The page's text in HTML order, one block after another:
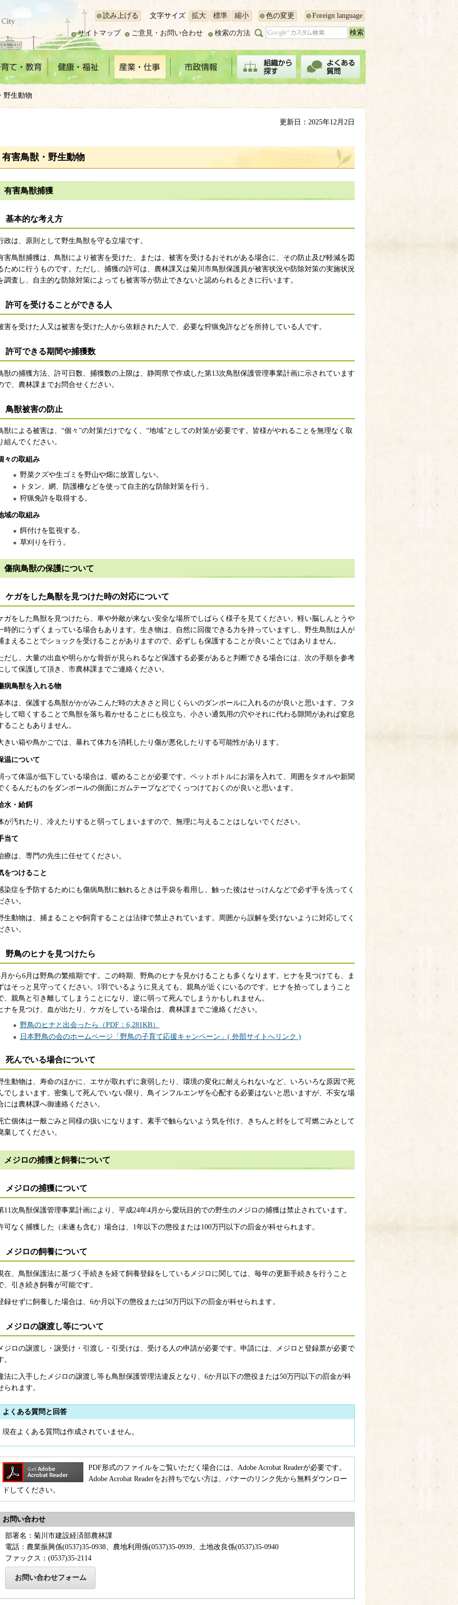
読み上げる 文字サイズ 拡大 標準 縮小 色の変更 Foreign language
サイトマップ ご意見・お問い合わせ 検索の方法
野生動物
更新日：2025年12月2日
有害鳥獣・野生動物
有害鳥獣捕獲
基本的な考え方
政は、原則として野生鳥獣を守る立場です。
害鳥獣捕獲は、鳥獣により被害を受けた、または、被害を受けるおそれがある場合に、その防止及び軽減を図
ために行うものです。ただし、捕獲の許可は、農林課又は菊川市鳥獣保護員が被害状況や防除対策の実施状況
調査し、自主的な防除対策によっても被害等が防止できないと認められるときに行います。
許可を受けることができる人
害を受けた人又は被害を受けた人から依頼された人で、必要な狩猟免許などを所持している人です。
許可できる期間や捕獲数
獣の捕獲方法、許可日数、捕獲数の上限は、静岡県で作成した第13次鳥獣保護管理事業計画に示されています
で、農林課までお問合せください。
鳥獣被害の防止
獣による被害は、“個々”の対策だけでなく、“地域”としての対策が必要です。皆様がやれることを無理なく取
組んでください。
々の取組み
野菜クズや生ゴミを野山や畑に放置しない。
トタン、網、防護柵などを使って自主的な防除対策を行う。
狩猟免許を取得する。
域の取組み
餌付けを監視する。
草刈りを行う。
傷病鳥獣の保護について
ケガをした鳥獣を見つけた時の対応について
ガをした鳥獣を見つけたら、車や外敵が来ない安全な場所でしばらく様子を見てください。軽い脳しんとうや
時的にうずくまっている場合もあります。生き物は、自然に回復できる力を持っていますし、野生鳥獣は人が
まえることでショックを受けることがありますので、必ずしも保護することが良いことではありません。
だし、大量の出血や明らかな骨折が見られるなど保護する必要があると判断できる場合には、次の手順を参考
して保護して頂き、市農林課までご連絡ください。
病鳥獣を入れる物
本は、保護する鳥獣がかがみこんだ時の大きさと同じくらいのダンボールに入れるのが良いと思います。フタ
して暗くすることで鳥獣を落ち着かせることにも役立ち、小さい通気用の穴やそれに代わる隙間があれば窒息
ることもありません。
きい箱や鳥かごでは、暴れて体力を消耗したり傷が悪化したりする可能性があります。
温について
って体温が低下している場合は、暖めることが必要です。ペットボトルにお湯を入れて、周囲をタオルや新聞
くるんだものをダンボールの側面にガムテープなどでくっつけておくのが良いと思います。
水・給餌
が汚れたり、冷えたりすると弱ってしまいますので、無理に与えることはしないでください。
当て
療は、専門の先生に任せてください。
をつけること
染症を予防するためにも傷病鳥獣に触れるときは手袋を着用し、触った後はせっけんなどで必ず手を洗ってく
さい。
生動物は、捕まることや飼育することは法律で禁止されています。周囲から誤解を受けないように対応してく
さい。
野鳥のヒナを見つけたら
から6月は野鳥の繁殖期です。この時期、野鳥のヒナを見かけることも多くなります。ヒナを見つけても、ま
はそっと見守ってください。1羽でいるように見えても、親鳥が近くにいるのです。ヒナを拾ってしまうこと
、親鳥と引き離してしまうことになり、逆に弱って死んでしまうかもしれません。
ナを見つけ、血が出たり、ケガをしている場合は、農林課までご連絡ください。
野鳥のヒナと出会ったら（PDF：6,281KB）
日本野鳥の会のホームページ「野鳥の子育て応援キャンペーン」( 外部サイトへリンク )
死んでいる場合について
生動物は、寿命のほかに、エサが取れずに衰弱したり、環境の変化に耐えられないなど、いろいろな原因で死
でしまいます。密集して死んでいない限り、鳥インフルエンザを心配する必要はないと思いますが、不安な場
には農林課へ御連絡ください。
亡個体は一般ごみと同様の扱いになります。素手で触らないよう気を付け、きちんと封をして可燃ごみとして
棄してください。
メジロの捕獲と飼養について
メジロの捕獲について
11次鳥獣保護管理事業計画により、平成24年4月から愛玩目的での野生のメジロの捕獲は禁止されています。
可なく捕獲した（未遂も含む）場合は、1年以下の懲役または100万円以下の罰金が科せられます。
メジロの飼養について
在、鳥獣保護法に基づく手続きを経て飼養登録をしているメジロに関しては、毎年の更新手続きを行うこと
、引き続き飼養が可能です。
録せずに飼養した場合は、6か月以下の懲役または50万円以下の罰金が科せられます。
メジロの譲渡し等について
ジロの譲渡し・譲受け・引渡し・引受けは、受ける人の申請が必要です。申請には、メジロと登録票が必要で
。
法に入手したメジロの譲渡し等も鳥獣保護管理法違反となり、6か月以下の懲役または50万円以下の罰金が科
られます。
よくある質問と回答
現在よくある質問は作成されていません。
PDF形式のファイルをご覧いただく場合には、Adobe Acrobat Readerが必要です。
Adobe Acrobat Readerをお持ちでない方は、バナーのリンク先から無料ダウンロー
ドしてください。
お問い合わせ
部署名：菊川市建設経済部農林課
電話：農業振興係(0537)35-0938、農地利用係(0537)35-0939、土地改良係(0537)35-0940
ファックス：(0537)35-2114